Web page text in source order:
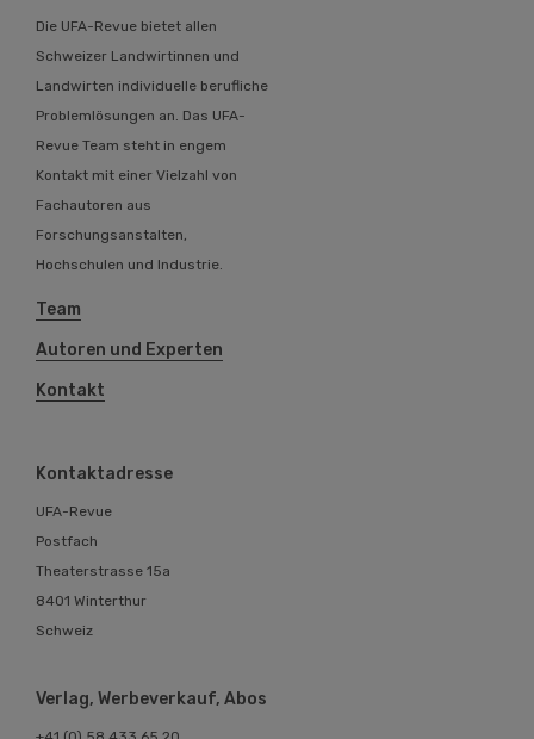
Die UFA-Revue bietet allen
Schweizer Landwirtinnen und
Landwirten individuelle berufliche
Problemlösungen an. Das UFA-
Revue Team steht in engem
Kontakt mit einer Vielzahl von
Fachautoren aus
Forschungsanstalten,
Hochschulen und Industrie.
Team
Autoren und Experten
Kontakt
Kontaktadresse
UFA-Revue
Postfach
Theaterstrasse 15a
8401 Winterthur
Schweiz
Verlag, Werbeverkauf, Abos